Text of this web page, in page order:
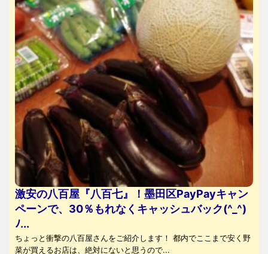
激安の八百屋『八百七』！墨田区PayPayキャン
ペーンで、30％もれなくキャッシュバック(^_^)
ﾉ...
ちょっと衝撃の八百屋さんをご紹介します！ 都内でここまで安く野
菜が買えるお店は、絶対にないと思うので...